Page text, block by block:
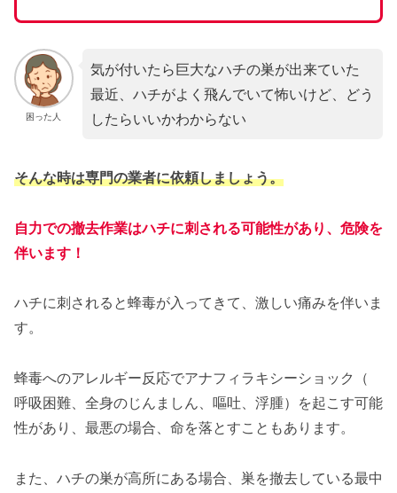
困った人
気が付いたら巨大なハチの巣が出来ていた
最近、ハチがよく飛んでいて怖いけど、どう
したらいいかわからない
そんな時は専門の業者に依頼しましょう。
自力での撤去作業はハチに刺される可能性があり、危険を
伴います！
ハチに刺されると蜂毒が入ってきて、激しい痛みを伴いま
す。
蜂毒へのアレルギー反応でアナフィラキシーショック（
呼吸困難、全身のじんましん、嘔吐、浮腫）を起こす可能
性があり、最悪の場合、命を落とすこともあります。
また、ハチの巣が高所にある場合、巣を撤去している最中